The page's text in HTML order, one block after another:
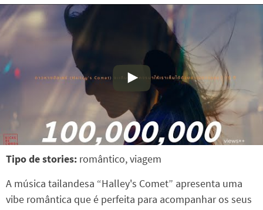
Tipo de stories: romântico, viagem
A música tailandesa “Halley's Comet” apresenta uma
vibe romântica que é perfeita para acompanhar os seus